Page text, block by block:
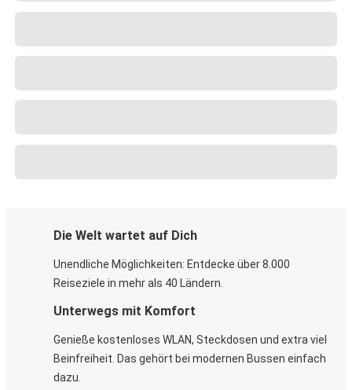
Die Welt wartet auf Dich
Unendliche Möglichkeiten: Entdecke über 8.000
Reiseziele in mehr als 40 Ländern.
Unterwegs mit Komfort
Genieße kostenloses WLAN, Steckdosen und extra viel
Beinfreiheit. Das gehört bei modernen Bussen einfach
dazu.